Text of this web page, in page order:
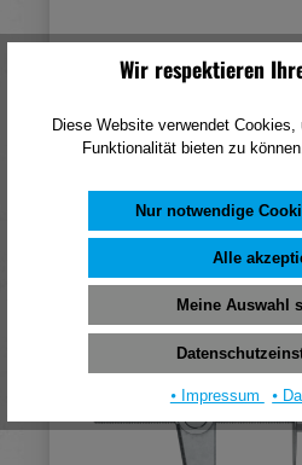
Fischer DuoTec
3,61 €*
(pro 1
In den
Wir respektieren
Diese Website verwendet
Funktionalität bieten zu
Nur notwendige
Alle
Meine Auswahl
⦁ Impressum ⦁